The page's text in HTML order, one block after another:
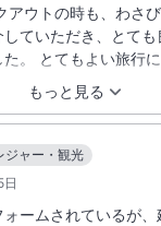
もっと見る
ていただき、とて
。素晴ら
きありがとうございま
ジャー・観光
ームされているが